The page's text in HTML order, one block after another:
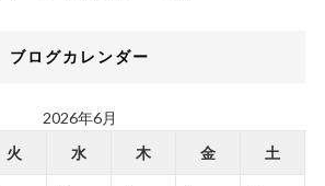
ブログカレンダー
2026年6月
火 水 木 金 土